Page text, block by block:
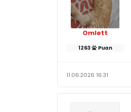
Omlett
1263 Puan
11.06.2026 16:31